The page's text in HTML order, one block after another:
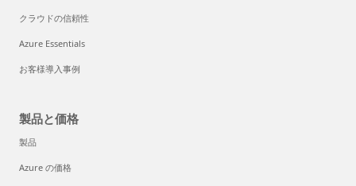
クラウドの信頼性
Azure Essentials
お客様導入事例
製品と価格
製品
Azure の価格